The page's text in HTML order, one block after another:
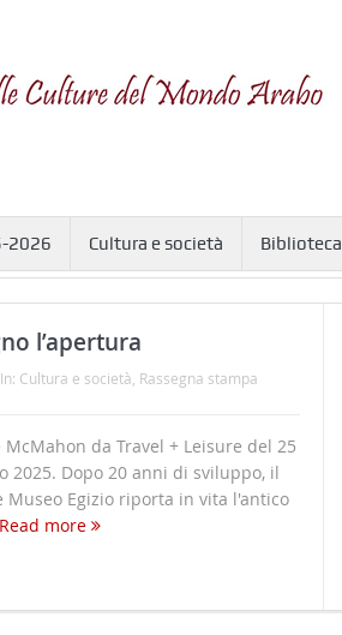
2026 Cultura e società Biblioteca
l’apertura
In: Cultura e società Rassegna stampa
McMahon da Travel + Leisure del 25
2025. Dopo 20 anni di sviluppo, il
Museo Egizio riporta in vita l'antico
Read more